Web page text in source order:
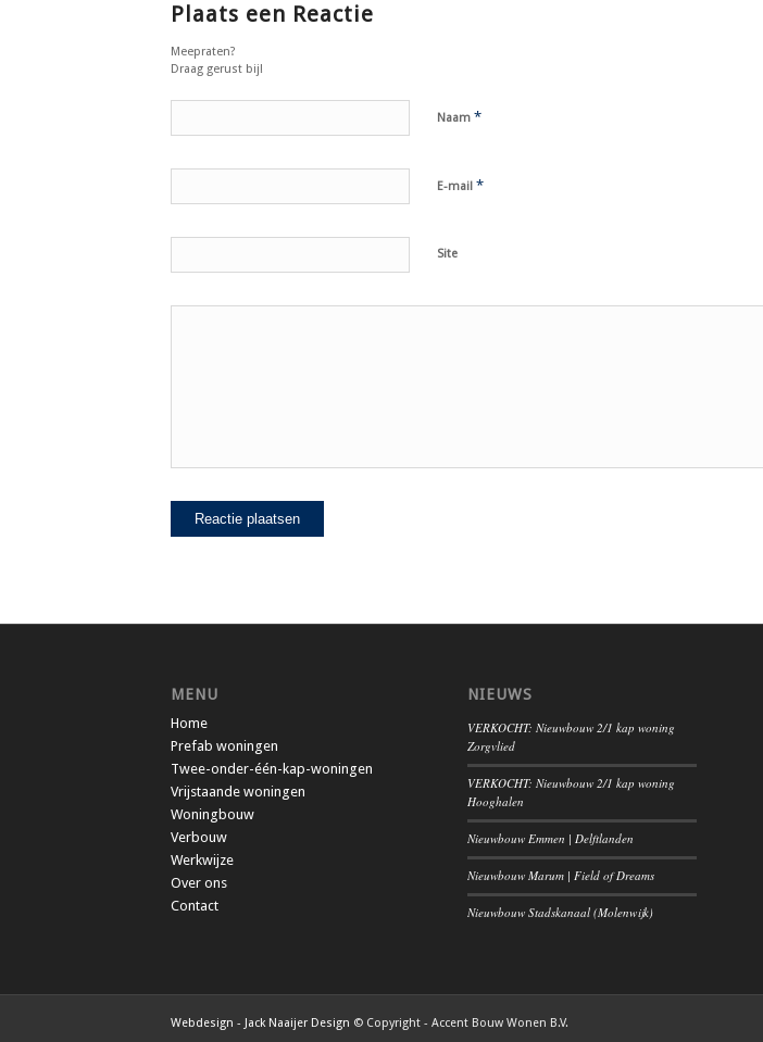
Plaats een Reactie
Meepraten?
Draag gerust bij!
Naam *
E-mail *
Site
MENU
Home
Prefab woningen
Twee-onder-één-kap-woningen
Vrijstaande woningen
Woningbouw
Verbouw
Werkwijze
Over ons
Contact
NIEUWS
VERKOCHT: Nieuwbouw 2/1 kap woning
Zorgvlied
VERKOCHT: Nieuwbouw 2/1 kap woning
Hooghalen
Nieuwbouw Emmen | Delftlanden
Nieuwbouw Marum | Field of Dreams
Nieuwbouw Stadskanaal (Molenwijk)
Webdesign - Jack Naaijer Design © Copyright - Accent Bouw Wonen B.V.